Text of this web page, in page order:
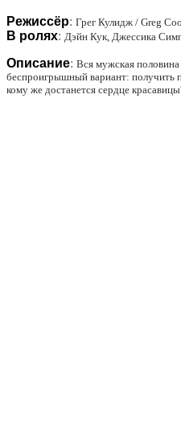
Режиссёр: Грег Кулидж / Greg
В ролях: Дэйн Кук, Джессика
Описание: Вся мужская
беспроигрышный вариант: получить
кому же достанется сердце